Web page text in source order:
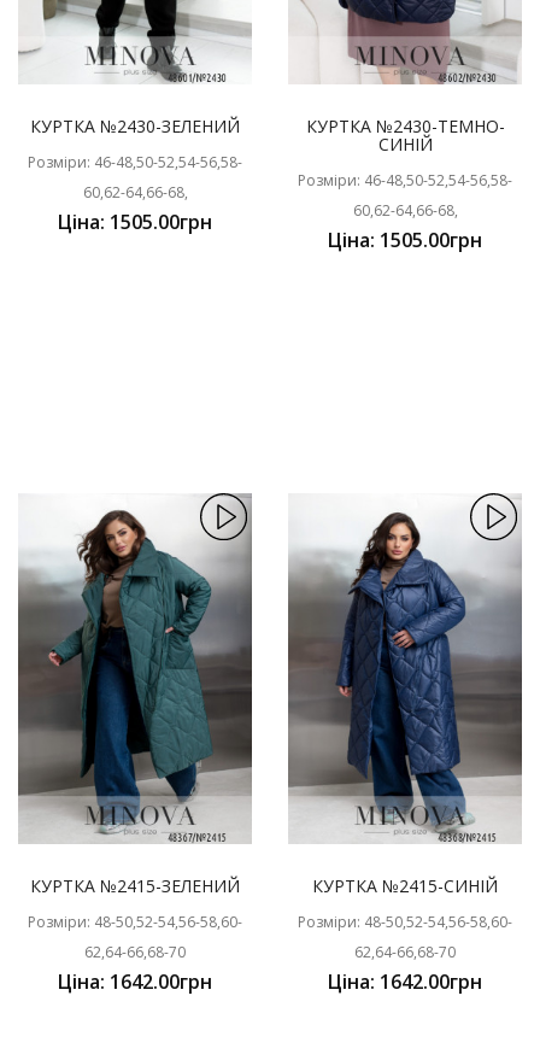
КУРТКА №2430-ЗЕЛЕНИЙ
Розміри: 46-48,50-52,54-56,58-
60,62-64,66-68,
Ціна: 1505.00грн
КУРТКА №2430-ТЕМНО-
СИНІЙ
Розміри: 46-48,50-52,54-56,58-
60,62-64,66-68,
Ціна: 1505.00грн
КУРТКА №2415-ЗЕЛЕНИЙ
Розміри: 48-50,52-54,56-58,60-
62,64-66,68-70
Ціна: 1642.00грн
КУРТКА №2415-СИНІЙ
Розміри: 48-50,52-54,56-58,60-
62,64-66,68-70
Ціна: 1642.00грн